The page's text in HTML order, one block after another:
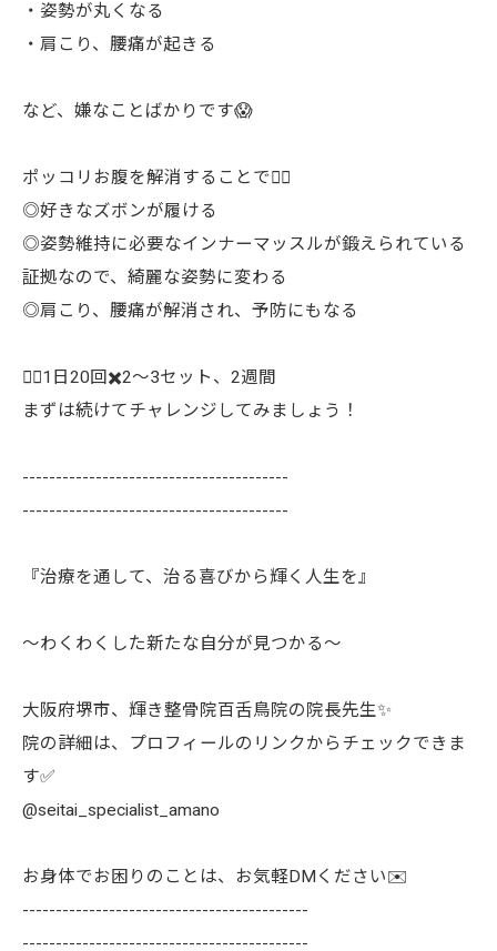
・姿勢が丸くなる
・肩こり、腰痛が起きる
など、嫌なことばかりです😱
ポッコリお腹を解消することで☝🏻
◎好きなズボンが履ける
◎姿勢維持に必要なインナーマッスルが鍛えられている
証拠なので、綺麗な姿勢に変わる
◎肩こり、腰痛が解消され、予防にもなる
✍🏻1日20回✖️2〜3セット、2週間
まずは続けてチャレンジしてみましょう！
----------------------------------------
----------------------------------------
『治療を通して、治る喜びから輝く人生を』
〜わくわくした新たな自分が見つかる〜
大阪府堺市、輝き整骨院百舌鳥院の院長先生✨
院の詳細は、プロフィールのリンクからチェックできま
す✅
@seitai_specialist_amano
お身体でお困りのことは、お気軽DMください✉️
-------------------------------------------
-------------------------------------------